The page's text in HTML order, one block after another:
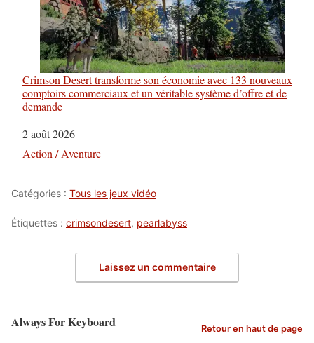
Crimson Desert transforme son économie avec 133 nouveaux
comptoirs commerciaux et un véritable système d’offre et de
demande
Date
2 août 2026
Par rapport à
Action / Aventure
Catégories : Tous les jeux vidéo
Étiquettes : crimsondesert, pearlabyss
Laissez un commentaire
Always For Keyboard Retour en haut de page